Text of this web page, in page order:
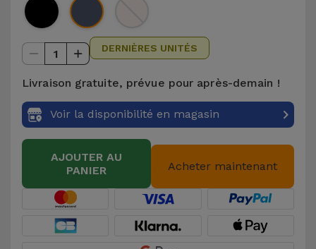
Voir
tout
Chaînes
de
Téléphone
Gadgets
Hygiène
et
Maison
Portefeuilles,
Étuis et Sacs
1 DERNIÈRES UNITÉS
Livraison gratuite, prévue pour après-demain !
Voir la disponibilité en magasin
AJOUTER AU
PANIER
Acheter maintenant